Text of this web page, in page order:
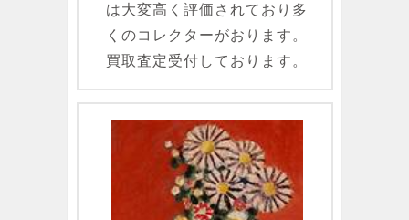
は大変高く評価されており多
くのコレクターがおります。
買取査定受付しております。